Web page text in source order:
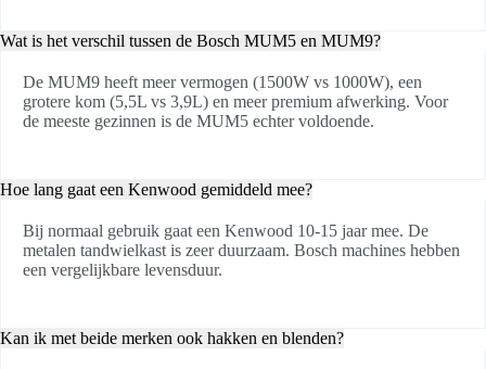
Wat is het verschil tussen de Bosch MUM5 en MUM9?
De MUM9 heeft meer vermogen (1500W vs 1000W), een
grotere kom (5,5L vs 3,9L) en meer premium afwerking. Voor
de meeste gezinnen is de MUM5 echter voldoende.
Hoe lang gaat een Kenwood gemiddeld mee?
Bij normaal gebruik gaat een Kenwood 10-15 jaar mee. De
metalen tandwielkast is zeer duurzaam. Bosch machines hebben
een vergelijkbare levensduur.
Kan ik met beide merken ook hakken en blenden?